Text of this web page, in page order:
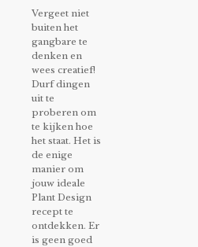
Vergeet niet
buiten het
gangbare te
denken en
wees creatief!
Durf dingen
uit te
proberen om
te kijken hoe
het staat. Het is
de enige
manier om
jouw ideale
Plant Design
recept te
ontdekken. Er
is geen goed